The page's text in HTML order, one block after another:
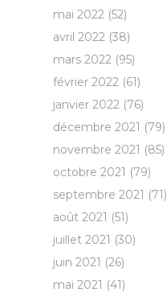
mai 2022 (52)
avril 2022 (38)
mars 2022 (95)
février 2022 (61)
janvier 2022 (76)
décembre 2021 (79)
novembre 2021 (85)
octobre 2021 (79)
septembre 2021 (71)
août 2021 (51)
juillet 2021 (30)
juin 2021 (26)
mai 2021 (41)